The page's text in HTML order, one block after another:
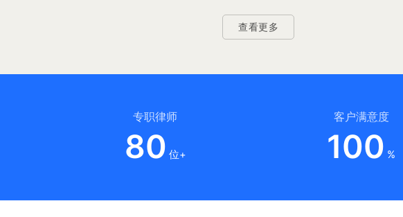
查看更多
专职律师
80 位+
客户满意度
100 %